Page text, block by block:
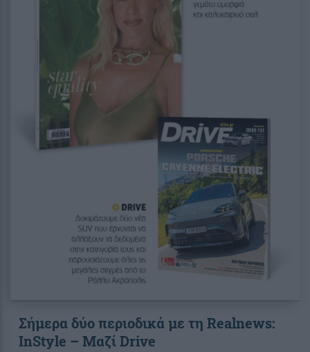
Σήμερα δύο περιοδικά με τη Realnews:
InStyle – Μαζί Drive